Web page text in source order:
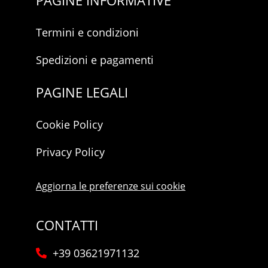
Termini e condizioni
Spedizioni e pagamenti
PAGINE LEGALI
Cookie Policy
Privacy Policy
Aggiorna le preferenze sui cookie
CONTATTI
+39 03621971132